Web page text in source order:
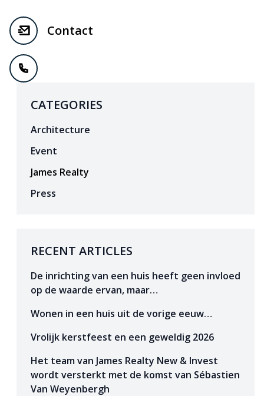
Contact
CATEGORIES
Architecture
Event
James Realty
Press
RECENT ARTICLES
De inrichting van een huis heeft geen invloed
op de waarde ervan, maar…
Wonen in een huis uit de vorige eeuw…
Vrolijk kerstfeest en een geweldig 2026
Het team van James Realty New & Invest
wordt versterkt met de komst van Sébastien
Van Weyenbergh